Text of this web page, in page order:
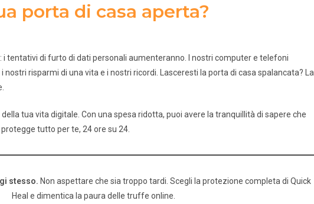
porta di casa aperta?
i tentativi di furto di dati personali aumenteranno. I nostri computer e telefoni
risparmi di una vita e i nostri ricordi. Lasceresti la porta di casa spalancata? La
tua vita digitale. Con una spesa ridotta, puoi avere la tranquillità di sapere che
tutto per te, 24 ore su 24.
stesso. Non aspettare che sia troppo tardi. Scegli la protezione completa di Quick
Heal e dimentica la paura delle truffe online.